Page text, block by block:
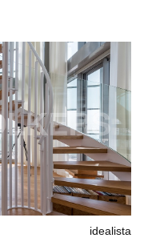
idealista